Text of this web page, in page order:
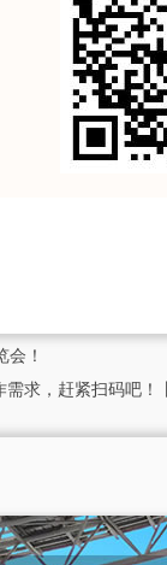
！
求，赶紧扫码吧！